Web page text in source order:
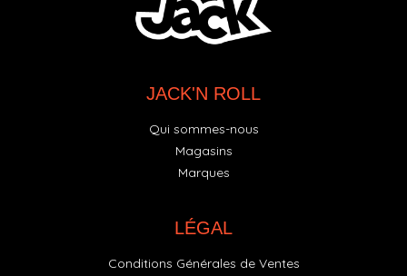
JACK'N ROLL
Qui sommes-nous
Magasins
Marques
LÉGAL
Conditions Générales de Ventes